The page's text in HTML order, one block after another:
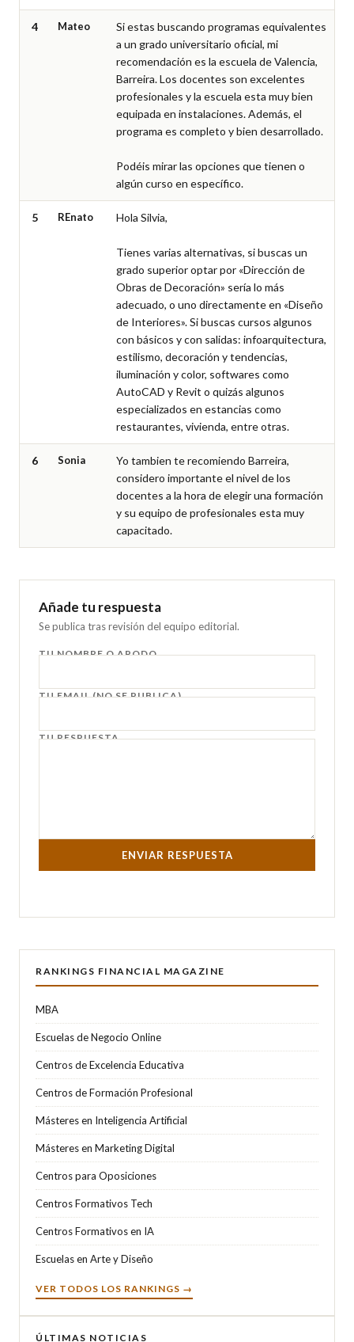
4 Mateo
Si estas buscando programas equivalentes
a un grado universitario oficial, mi
recomendación es la escuela de Valencia,
Barreira. Los docentes son excelentes
profesionales y la escuela esta muy bien
equipada en instalaciones. Además, el
programa es completo y bien desarrollado.
Podéis mirar las opciones que tienen o
algún curso en específico.
5 REnato Hola Silvia,
Tienes varias alternativas, si buscas un
grado superior optar por «Dirección de
Obras de Decoración» sería lo más
adecuado, o uno directamente en «Diseño
de Interiores». Si buscas cursos algunos
con básicos y con salidas: infoarquitectura,
estilismo, decoración y tendencias,
iluminación y color, softwares como
AutoCAD y Revit o quizás algunos
especializados en estancias como
restaurantes, vivienda, entre otras.
6 Sonia
Yo tambien te recomiendo Barreira,
considero importante el nivel de los
docentes a la hora de elegir una formación
y su equipo de profesionales esta muy
capacitado.
Añade tu respuesta
Se publica tras revisión del equipo editorial.
TU NOMBRE O APODO
TU EMAIL (NO SE PUBLICA)
TU RESPUESTA
ENVIAR RESPUESTA
RANKINGS FINANCIAL MAGAZINE
MBA
Escuelas de Negocio Online
Centros de Excelencia Educativa
Centros de Formación Profesional
Másteres en Inteligencia Artificial
Másteres en Marketing Digital
Centros para Oposiciones
Centros Formativos Tech
Centros Formativos en IA
Escuelas en Arte y Diseño
VER TODOS LOS RANKINGS →
ÚLTIMAS NOTICIAS